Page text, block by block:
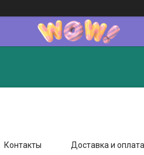
Контакты Доставка и оплата